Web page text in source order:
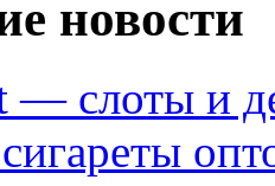
новости
— слоты и